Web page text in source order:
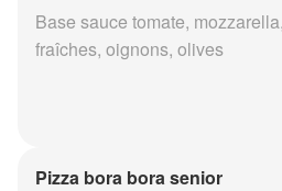
Base sauce tomate,
fraîches, oignons, olives
Pizza bora bora senior